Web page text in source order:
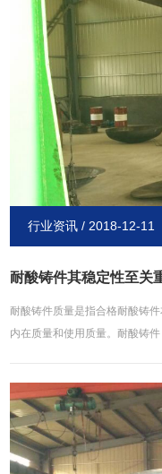
是两者之间却有着很大的差距
我们也说到可管帽只是管道上
果承压就需要对其进行强度校
过速部分没有什么要求。
行业资讯 / 2018-12-11
耐酸铸件其稳定性至关
耐酸铸件质量是指合格耐酸铸
内在质量和使用质量。耐酸铸
不能用肉眼检查出来的耐酸铸
件件的化学成分、物理和力学
纹、夹杂物等缺陷。 (3)使用
要求的性能。如在强力、高速